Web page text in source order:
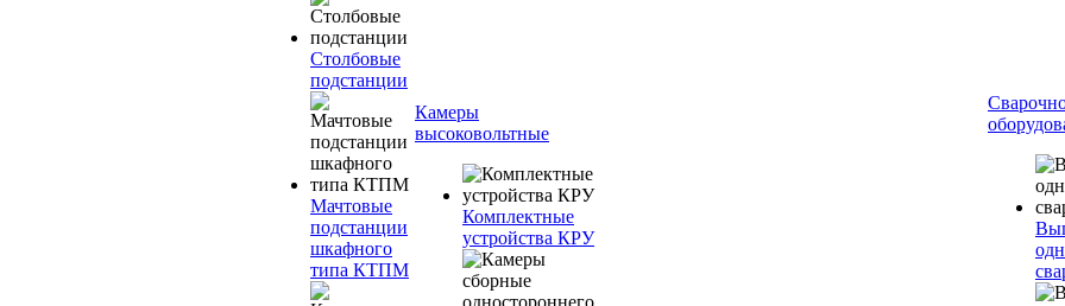
Столбовые
подстанции
Мачтовые
подстанции
шкафного
типа КТПМ
Камеры
высоковольтные
Комплектные
устройства КРУ